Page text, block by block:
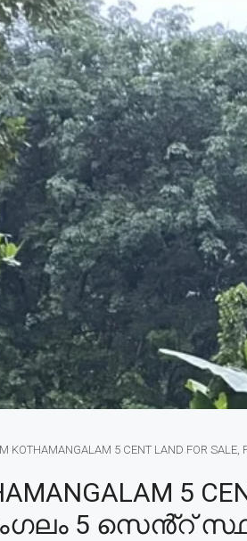
KOTHAMANGALAM 5 CENT LAND
5
5 സെൻ്റ്